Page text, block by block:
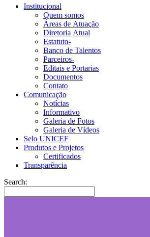
Institucional
Quem somos
Áreas de Atuação
Diretoria Atual
Estatuto-
Banco de Talentos
Parceiros-
Editais e Portarias
Documentos
Contato
Comunicação
Notícias
Informativo
Galeria de Fotos
Galeria de Vídeos
Selo UNICEF
Produtos e Projetos
Certificados
Transparência
Search: